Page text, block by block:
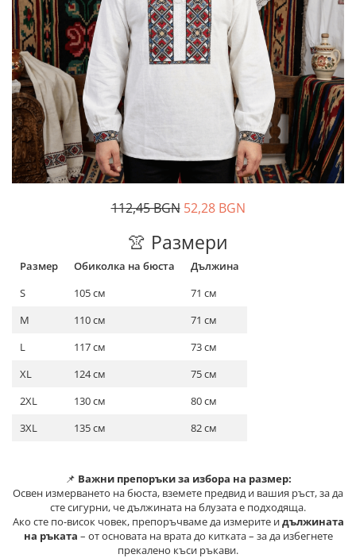
Дамски панталони
Дамски пуловери
Дамски сака
Дамски спортни комплекти
Дамски тениски
Дамски якета
Жилетка
Пояси за момчета
112,45 BGN 52,28 BGN
👚 Размери
Размер Обиколка на бюста
Дължина
S
105 см
71 см
M
110 см
71 см
L
117 см
73 см
XL
124 см
75 см
2XL
130 см
80 см
3XL
135 см 82 см
📌 Важни препоръки за избора на размер:
Освен измерването на бюста, вземете предвид и вашия ръст, за да
сте сигурни, че дължината на блузата е подходяща.
Ако сте по-висок човек, препоръчваме да измерите идължината
на ръката – от основата на врата до китката – за да избегнете
прекалено къси ръкави.